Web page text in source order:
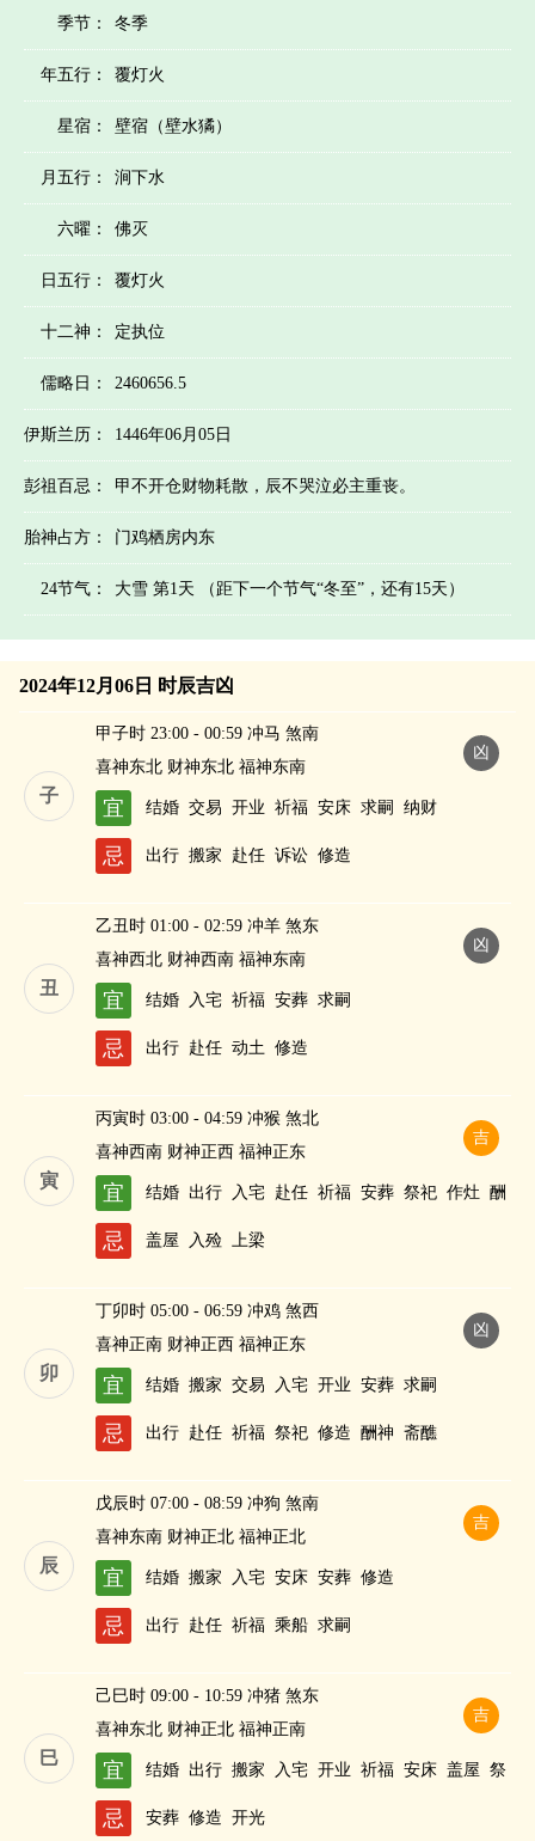
季节： 冬季
年五行： 覆灯火
星宿： 壁宿（壁水獝）
月五行： 涧下水
六曜： 佛灭
日五行： 覆灯火
十二神： 定执位
儒略日： 2460656.5
伊斯兰历： 1446年06月05日
彭祖百忌： 甲不开仓财物耗散，辰不哭泣必主重丧。
胎神占方： 门鸡栖房内东
24节气： 大雪 第1天 （距下一个节气“冬至”，还有15天）
2024年12月06日 时辰吉凶
子
凶
甲子时 23:00 - 00:59 冲马 煞南
喜神东北 财神东北 福神东南
宜 结婚 交易 开业 祈福 安床 求嗣 纳财
忌 出行 搬家 赴任 诉讼 修造
丑
凶
乙丑时 01:00 - 02:59 冲羊 煞东
喜神西北 财神西南 福神东南
宜 结婚 入宅 祈福 安葬 求嗣
忌 出行 赴任 动土 修造
寅
吉
丙寅时 03:00 - 04:59 冲猴 煞北
喜神西南 财神正西 福神正东
宜 结婚 出行 入宅 赴任 祈福 安葬 祭祀 作灶 酬
神
纳财
忌 盖屋 入殓 上梁
卯
凶
丁卯时 05:00 - 06:59 冲鸡 煞西
喜神正南 财神正西 福神正东
宜 结婚 搬家 交易 入宅 开业 安葬 求嗣
忌 出行 赴任 祈福 祭祀 修造 酬神 斋醮
辰
吉
戊辰时 07:00 - 08:59 冲狗 煞南
喜神东南 财神正北 福神正北
宜 结婚 搬家 入宅 安床 安葬 修造
忌 出行 赴任 祈福 乘船 求嗣
巳
吉
己巳时 09:00 - 10:59 冲猪 煞东
喜神东北 财神正北 福神正南
宜 结婚 出行 搬家 入宅 开业 祈福 安床 盖屋 祭
祀
作灶
忌 安葬 修造 开光